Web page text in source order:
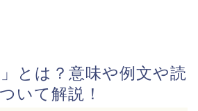
とは？意味や例文や読
いて解説！